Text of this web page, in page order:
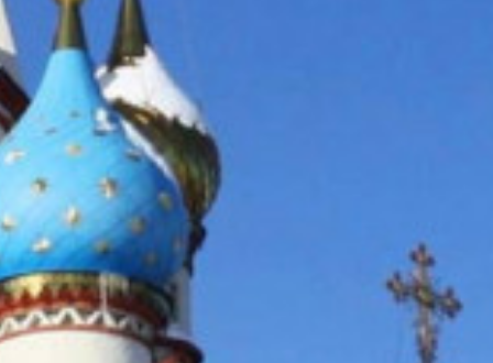
SEARCH